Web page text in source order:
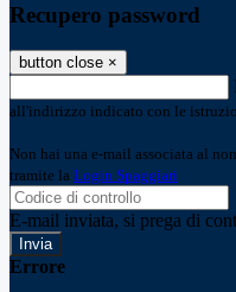
Recupero password
button close ×
all'indirizzo indicato con le
Non hai una e-mail associata al
tramite la Login Spaggiari
E-mail inviata, si prega di
Errore